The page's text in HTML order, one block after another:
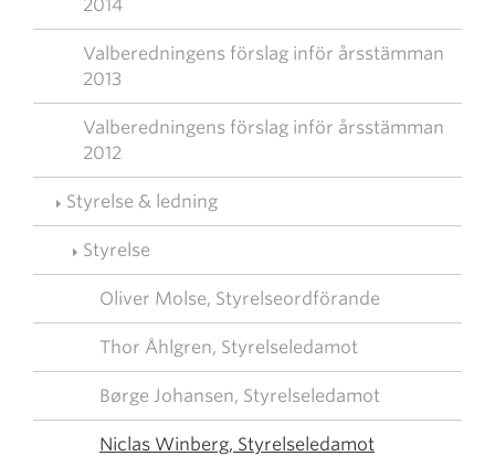
2014
Valberedningens förslag inför årsstämman
2013
Valberedningens förslag inför årsstämman
2012
Styrelse & ledning
Styrelse
Oliver Molse, Styrelseordförande
Thor Åhlgren, Styrelseledamot
Børge Johansen, Styrelseledamot
Niclas Winberg, Styrelseledamot